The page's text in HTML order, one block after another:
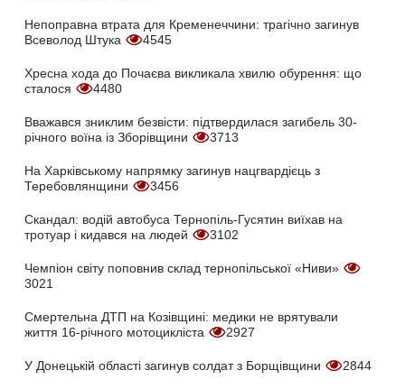
Непоправна втрата для Кременеччини: трагічно загинув
Всеволод Штука
4545
Хресна хода до Почаєва викликала хвилю обурення: що
сталося
4480
Вважався зниклим безвісти: підтвердилася загибель 30-
річного воїна із Зборівщини
3713
На Харківському напрямку загинув нацгвардієць з
Теребовлянщини
3456
Скандал: водій автобуса Тернопіль-Гусятин виїхав на
тротуар і кидався на людей
3102
Чемпіон світу поповнив склад тернопільської «Ниви»
3021
Смертельна ДТП на Козівщині: медики не врятували
життя 16-річного мотоцикліста
2927
У Донецькій області загинув солдат з Борщівщини 2844